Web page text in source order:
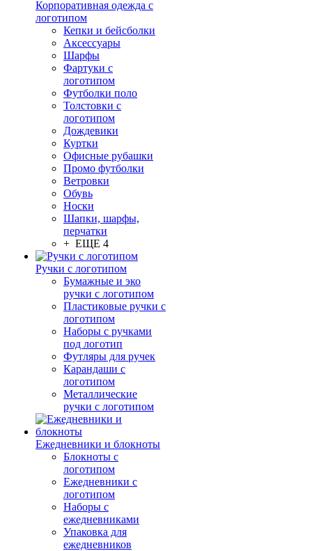
Корпоративная одежда с
логотипом
Кепки и бейсболки
Аксессуары
Шарфы
Фартуки с
логотипом
Футболки поло
Толстовки с
логотипом
Дождевики
Куртки
Офисные рубашки
Промо футболки
Ветровки
Обувь
Носки
Шапки, шарфы,
перчатки
+ ЕЩЕ 4
Ручки с логотипом
Бумажные и эко
ручки с логотипом
Пластиковые ручки с
логотипом
Наборы с ручками
под логотип
Футляры для ручек
Карандаши с
логотипом
Металлические
ручки с логотипом
Ежедневники и блокноты
Блокноты с
логотипом
Ежедневники с
логотипом
Наборы с
ежедневниками
Упаковка для
ежедневников